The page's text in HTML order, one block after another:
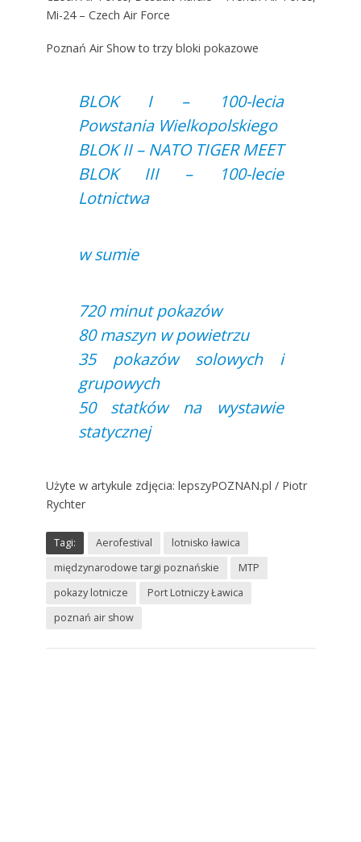
Mi-24 – Czech Air Force
Poznań Air Show to trzy bloki pokazowe
BLOK I – 100-lecia
Powstania Wielkopolskiego
BLOK II – NATO TIGER MEET
BLOK III – 100-lecie
Lotnictwa
w sumie
720 minut pokazów
80 maszyn w powietrzu
35 pokazów solowych i
grupowych
50 statków na wystawie
statycznej
Użyte w artykule zdjęcia: lepszyPOZNAN.pl / Piotr
Rychter
Tagi: Aerofestival
lotnisko ławica
międzynarodowe targi poznańskie
MTP
pokazy lotnicze
Port Lotniczy Ławica
poznań air show